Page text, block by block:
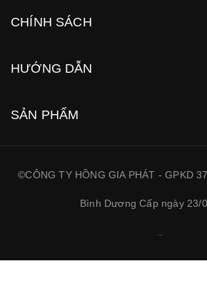
CHÍNH SÁCH
HƯỚNG DẪN
SẢN PHẨM
©CÔNG TY HỒNG GIA PHÁT - GPKD
Bình Dương Cấp ngày 23/